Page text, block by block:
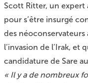
Scott Ritter, un
pour s’être insurgé
des néoconservateurs
l’invasion de l’Irak, et
candidature de Sare
« Il y a de nombreux